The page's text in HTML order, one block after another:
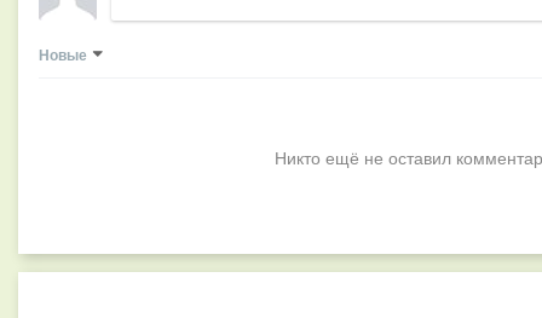
Новые
Никто ещё не оставил